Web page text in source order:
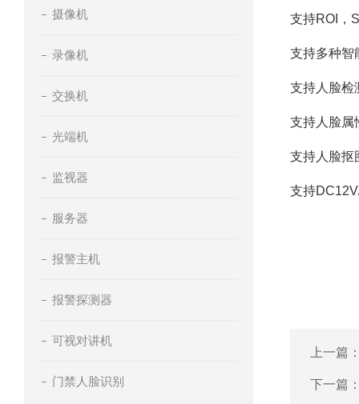
摄像机
录像机
交换机
光端机
监视器
服务器
报警主机
报警探测器
可视对讲机
门禁人脸识别
支持ROI，
支持多种智
支持人脸检
支持人脸属
支持人脸抠
支持
上一篇
下一篇